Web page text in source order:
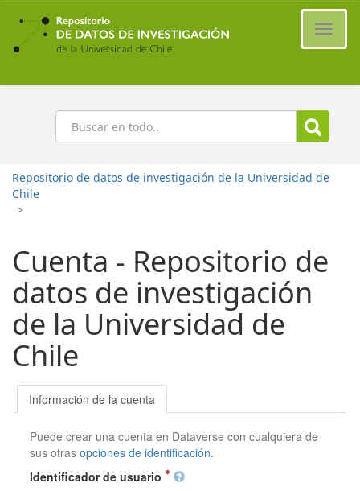
Ir
contenido
principal
Buscar
Repositorio de datos de investigación de la Universidad de
Chile
>
Cuenta - Repositorio de
datos de investigación
de la Universidad de
Chile
Información de la cuenta
Puede crear una cuenta en Dataverse con cualquiera de
sus otrasopciones de identificación.
Identificador de usuario